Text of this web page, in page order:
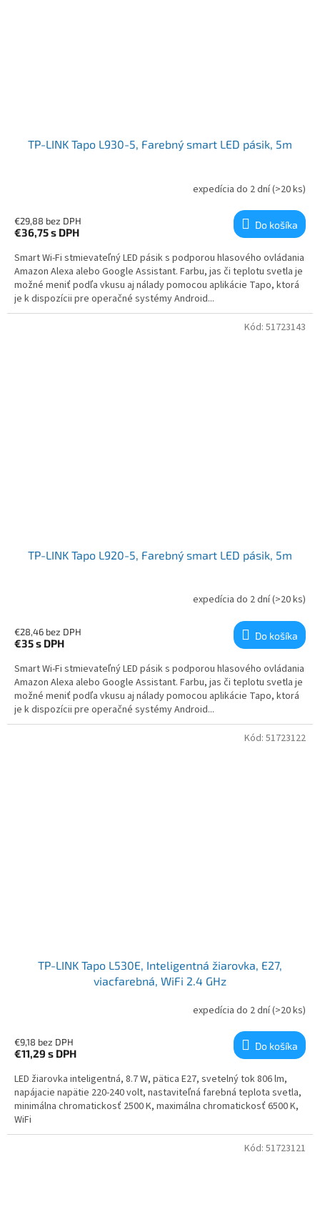
TP-LINK Tapo L930-5, Farebný smart LED pásik, 5m
expedícia do 2 dní(>20 ks)
€29,88 bez DPH
€36,75s DPH
Do košíka
Smart Wi-Fi stmievateľný LED pásik s podporou hlasového ovládania
Amazon Alexa alebo Google Assistant. Farbu, jas či teplotu svetla je
možné meniť podľa vkusu aj nálady pomocou aplikácie Tapo, ktorá
je k dispozícii pre operačné systémy Android...
TP-LINK Tapo L920-5, Farebný smart LED pásik, 5m
expedícia do 2 dní(>20 ks)
€28,46 bez DPH
€35s DPH
Do košíka
Smart Wi-Fi stmievateľný LED pásik s podporou hlasového ovládania
Amazon Alexa alebo Google Assistant. Farbu, jas či teplotu svetla je
možné meniť podľa vkusu aj nálady pomocou aplikácie Tapo, ktorá
je k dispozícii pre operačné systémy Android...
Kód: 51723143
TP-LINK Tapo L530E, Inteligentná žiarovka, E27,
viacfarebná, WiFi 2.4 GHz
expedícia do 2 dní(>20 ks)
€9,18 bez DPH
€11,29 s DPH
Do košíka
LED žiarovka inteligentná, 8.7 W, pätica E27, svetelný tok 806 lm,
napájacie napätie 220-240 volt, nastaviteľná farebná teplota svetla,
minimálna chromatickosť 2500 K, maximálna chromatickosť 6500 K,
WiFi
Kód: 51723122
Kód: 51723121